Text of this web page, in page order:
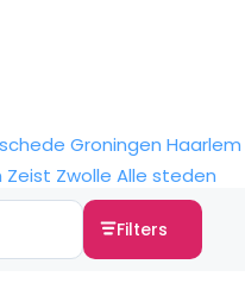
Groningen Haarlem
Zeist Zwolle Alle steden
Filters